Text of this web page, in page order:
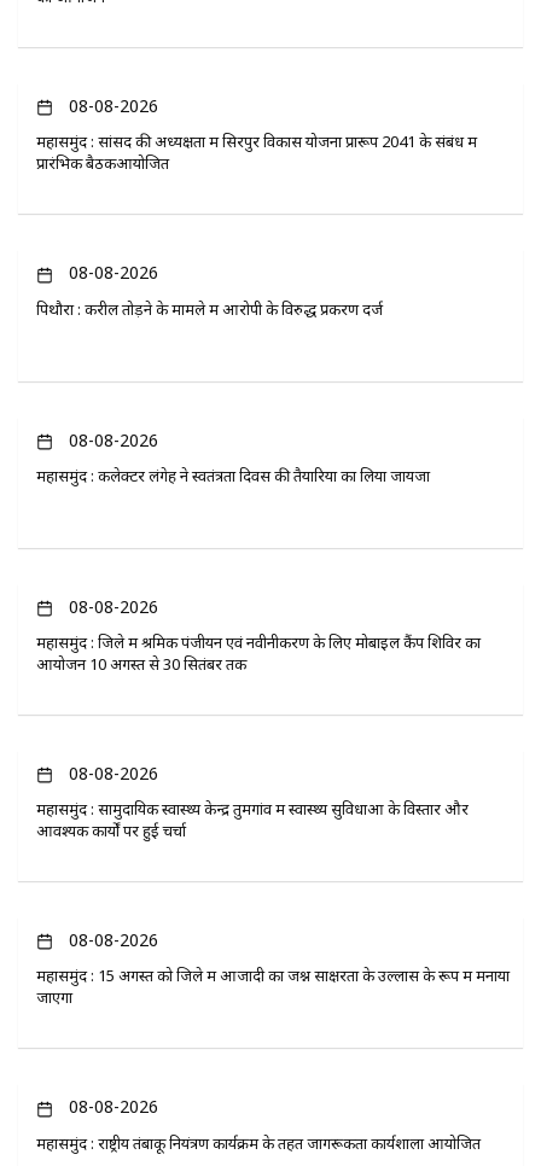
08-08-2026
महासमुंद : सांसद की अध्यक्षता में सिरपुर विकास योजना प्रारूप 2041 के संबंध में
प्रारंभिक बैठकआयोजित
08-08-2026
पिथौरा : करील तोड़ने के मामले में आरोपी के विरुद्ध प्रकरण दर्ज
08-08-2026
महासमुंद : कलेक्टर लंगेह ने स्वतंत्रता दिवस की तैयारियों का लिया जायजा
08-08-2026
महासमुंद : जिले में श्रमिक पंजीयन एवं नवीनीकरण के लिए मोबाइल कैंप शिविर का
आयोजन 10 अगस्त से 30 सितंबर तक
08-08-2026
महासमुंद : सामुदायिक स्वास्थ्य केन्द्र तुमगांव में स्वास्थ्य सुविधाओं के विस्तार और
आवश्यक कार्यों पर हुई चर्चा
08-08-2026
महासमुंद : 15 अगस्त को जिले में आजादी का जश्न साक्षरता के उल्लास के रूप में मनाया
जाएगा
08-08-2026
महासमुंद : राष्ट्रीय तंबाकू नियंत्रण कार्यक्रम के तहत जागरूकता कार्यशाला आयोजित